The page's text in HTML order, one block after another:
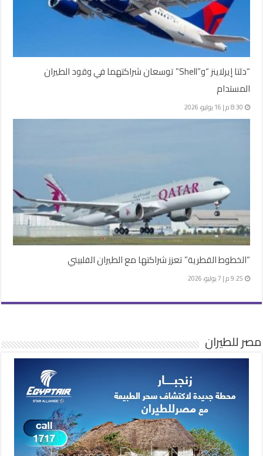
“دلتا إيرلاينز “و”Shell” توسعان شراكتهما في وقود الطيران
المستدام
8:30 م | 16 يوليو، 2026
“الخطوط القطرية” تعزز شراكتها مع الطيران الفلبيني
9:25 م | 7 يوليو، 2026
مصر للطيران